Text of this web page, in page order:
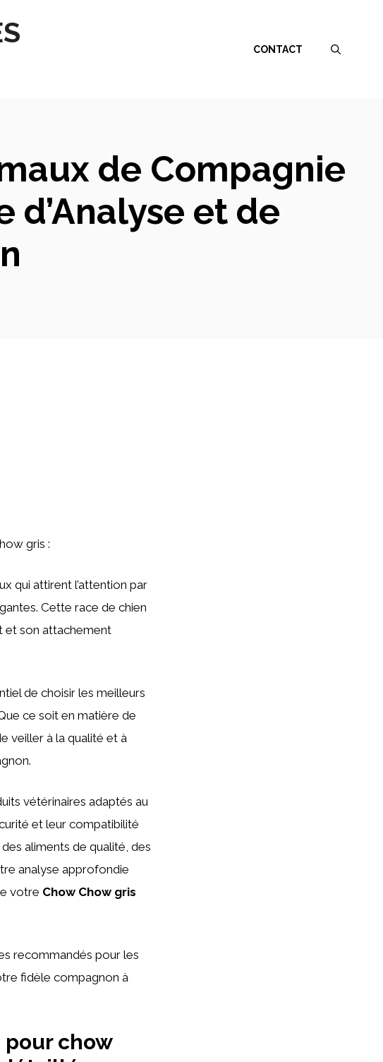
CONTACT
de Compagnie
d’Analyse et de
gris :
qui attirent l’attention par
Cette race de chien
et son attachement
de choisir les meilleurs
ce soit en matière de
veiller à la qualité et à
vétérinaires adaptés au
et leur compatibilité
aliments de qualité, des
analyse approfondie
votre Chow Chow gris
recommandés pour les
fidèle compagnon à
chow